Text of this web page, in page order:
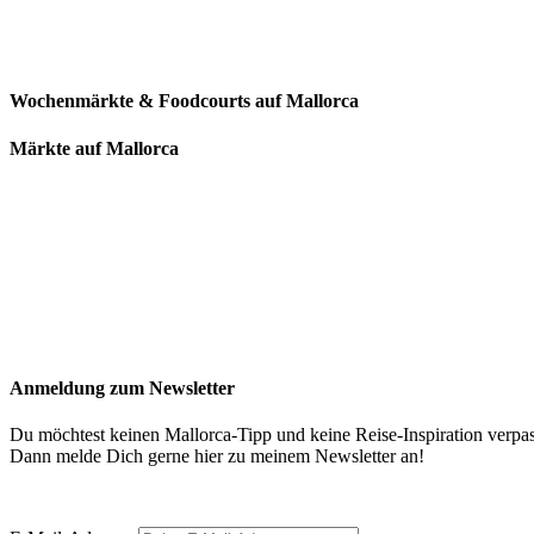
Wochenmärkte & Foodcourts auf Mallorca
Märkte auf Mallorca
Anmeldung zum Newsletter
Du möchtest keinen Mallorca-Tipp und keine Reise-Inspiration
Dann melde Dich gerne hier zu meinem Newsletter an!